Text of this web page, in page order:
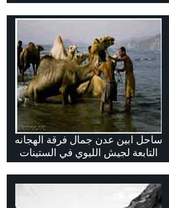
ساحل ابين عدن جمال فرقة الهجانه
التابعة لجيش الليوي في الستينات